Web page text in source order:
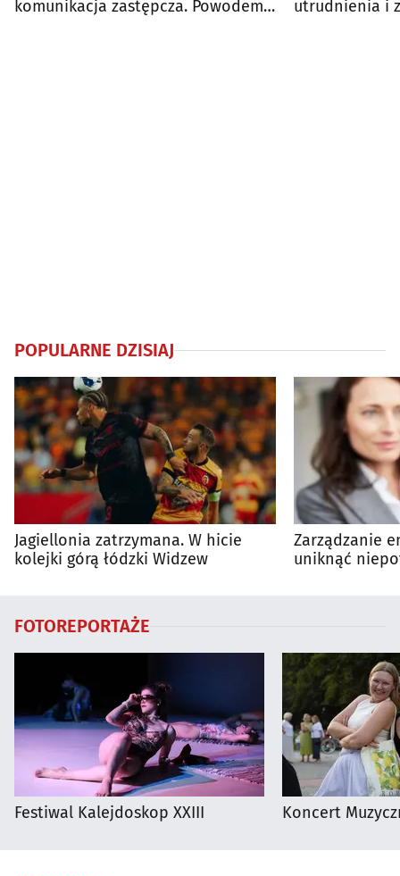
komunikacja zastępcza. Powodem
utrudnienia i
POPULARNE DZISIAJ
Jagiellonia zatrzymana. W hicie
kolejki górą łódzki Widzew
Zarządzanie
uniknąć
FOTOREPORTAŻE
Festiwal Kalejdoskop XXIII Koncert